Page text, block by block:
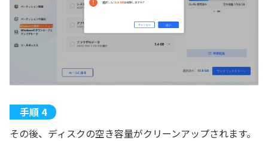
その後、ディスクの空き容量がクリーンアップされます。